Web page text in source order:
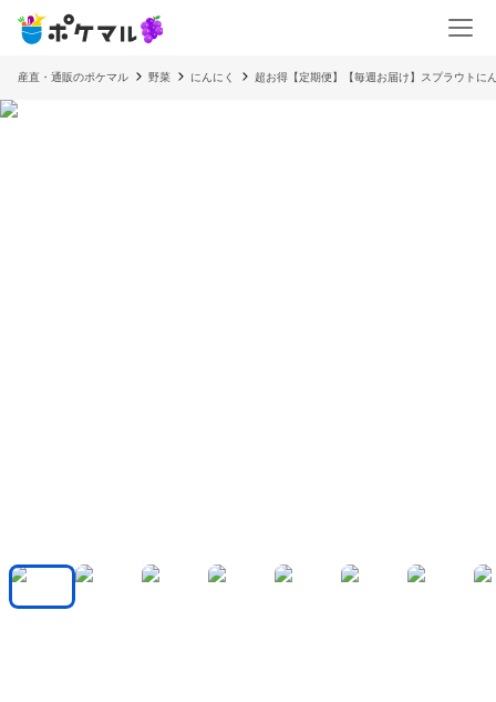
産直・通販のポケマル 野菜 にんにく 超お得【定期便】【毎週お届け】スプラウトに